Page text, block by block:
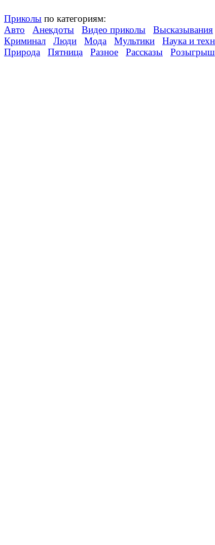
Приколы по категориям:
Авто
Анекдоты Видео приколы Высказывания
Криминал
Люди Мода Мультики Наука и
Природа
Пятница Разное Рассказы Розыгрыш